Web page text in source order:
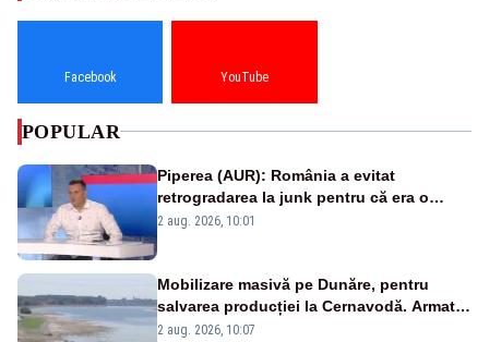
Facebook YouTube
POPULAR
Piperea (AUR): România a evitat
retrogradarea la junk pentru că era o
catastrofă pentru bănci și fondurile de
2 aug. 2026, 10:01
Mobilizare masivă pe Dunăre, pentru
salvarea producției la Cernavodă. Armata
va detona o stâncă și va devia apa
2 aug. 2026, 10:07